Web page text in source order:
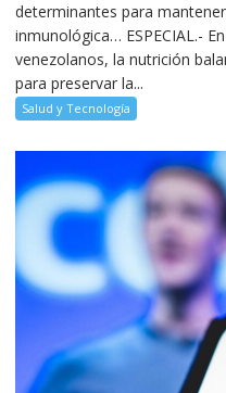
determinantes para
inmunológica… ESPECIAL.-
venezolanos, la nutrición
para preservar la...
Salud y Tecnología